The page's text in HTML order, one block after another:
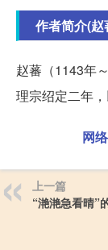
作者简介(赵
赵蕃（1143年
理宗绍定二年
网
上一篇
“滟滟急看晴”